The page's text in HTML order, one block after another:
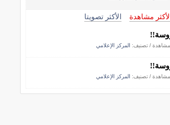
مشاهدة الأكثر تصويتا
/ تصنيف: المركز الإعلامي
/ تصنيف: المركز الإعلامي